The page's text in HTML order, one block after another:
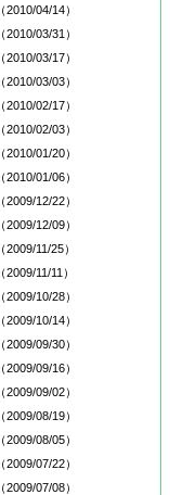
（2010/04/14）
（2010/03/31）
（2010/03/17）
（2010/03/03）
（2010/02/17）
（2010/02/03）
（2010/01/20）
（2010/01/06）
（2009/12/22）
（2009/12/09）
（2009/11/25）
（2009/11/11）
（2009/10/28）
（2009/10/14）
（2009/09/30）
（2009/09/16）
（2009/09/02）
（2009/08/19）
（2009/08/05）
（2009/07/22）
（2009/07/08）